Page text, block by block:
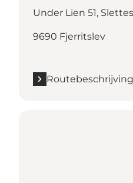
Under Lien 51,
9690 Fjerritslev
Routebeschrijving